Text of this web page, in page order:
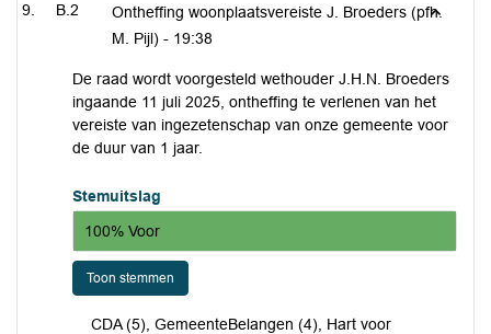
B.2
Ontheffing woonplaatsvereiste J. Broeders (pfh.
M. Pijl) - 19:38
De raad wordt voorgesteld wethouder J.H.N. Broeders
ingaande 11 juli 2025, ontheffing te verlenen van het
vereiste van ingezetenschap van onze gemeente voor
de duur van 1 jaar.
Stemuitslag
100% Voor
Toon stemmen
CDA (5), GemeenteBelangen (4), Hart voor